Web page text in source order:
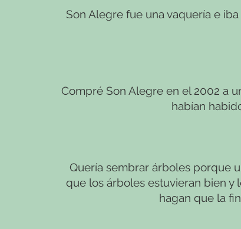
Son Alegre fue una vaquería e
Compré Son Alegre en el 2002 a
habían
Quería sembrar árboles porque
que los árboles estuvieran bien
hagan que la